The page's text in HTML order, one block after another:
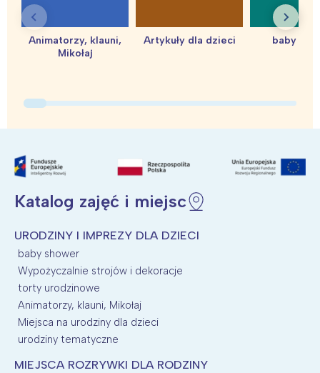
Animatorzy, klauni,
Mikołaj
Artykuły dla dzieci baby
Katalog zajęć i miejsc
URODZINY I IMPREZY DLA DZIECI
baby shower
Wypożyczalnie strojów i dekoracje
torty urodzinowe
Animatorzy, klauni, Mikołaj
Miejsca na urodziny dla dzieci
urodziny tematyczne
MIEJSCA ROZRYWKI DLA RODZINY